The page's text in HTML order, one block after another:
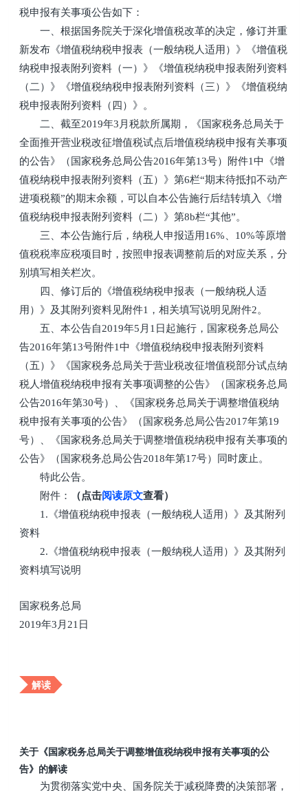
税申报有关事项公告如下：
一、根据国务院关于深化增值税改革的决定，修订并重
新发布《增值税纳税申报表（一般纳税人适用）》《增值税
纳税申报表附列资料（一）》《增值税纳税申报表附列资料
（二）》《增值税纳税申报表附列资料（三）》《增值税纳
税申报表附列资料（四）》。
二、截至2019年3月税款所属期，《国家税务总局关于
全面推开营业税改征增值税试点后增值税纳税申报有关事项
的公告》（国家税务总局公告2016年第13号）附件1中《增
值税纳税申报表附列资料（五）》第6栏“期末待抵扣不动产
进项税额”的期末余额，可以自本公告施行后结转填入《增
值税纳税申报表附列资料（二）》第8b栏“其他”。
三、本公告施行后，纳税人申报适用16%、10%等原增
值税税率应税项目时，按照申报表调整前后的对应关系，分
别填写相关栏次。
四、修订后的《增值税纳税申报表（一般纳税人适
用）》及其附列资料见附件1，相关填写说明见附件2。
五、本公告自2019年5月1日起施行，国家税务总局公
告2016年第13号附件1中《增值税纳税申报表附列资料
（五）》《国家税务总局关于营业税改征增值税部分试点纳
税人增值税纳税申报有关事项调整的公告》（国家税务总局
公告2016年第30号）、《国家税务总局关于调整增值税纳
税申报有关事项的公告》（国家税务总局公告2017年第19
号）、《国家税务总局关于调整增值税纳税申报有关事项的
公告》（国家税务总局公告2018年第17号）同时废止。
特此公告。
附件：
（点击阅读原文查看）
1.《增值税纳税申报表（一般纳税人适用）》及其附列
资料
2.《增值税纳税申报表（一般纳税人适用）》及其附列
资料填写说明
国家税务总局
2019年3月21日
解读
关于《国家税务总局关于调整增值税纳税申报有关事项的公
告》的解读
为贯彻落实党中央、国务院关于减税降费的决策部署，